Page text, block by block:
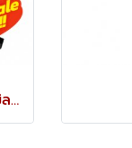
GM16 โฮลซอเจาะสแตนเลส (มิล) G-MAN